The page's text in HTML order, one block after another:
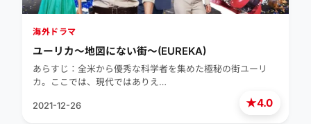
★4.0
海外ドラマ
ユーリカ～地図にない街～(EUREKA)
あらすじ：全米から優秀な科学者を集めた極秘の街ユーリ
カ。ここでは、現代ではありえ…
2021-12-26